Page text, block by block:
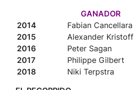
GANADOR
2014
Fabian Cancellara
2015
Alexander Kristoff
2016
Peter Sagan
2017
Philippe Gilbert
2018
Niki Terpstra